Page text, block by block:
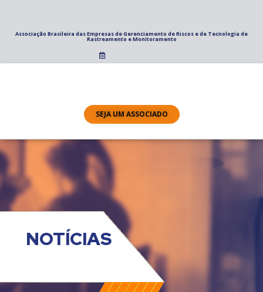
Associação Brasileira das Empresas de Gerenciamento de Riscos e de Tecnologia de
Rastreamento e Monitoramento
SEJA UM ASSOCIADO
NOTÍCIAS